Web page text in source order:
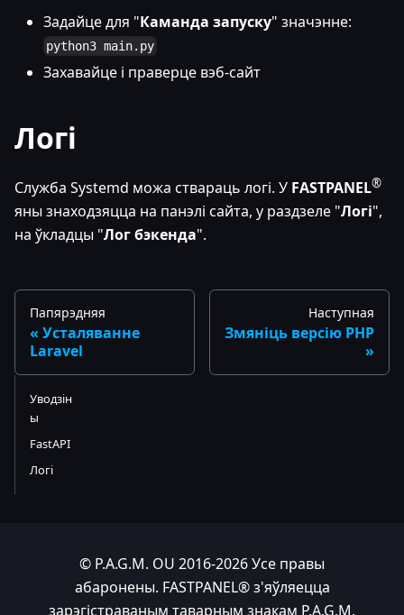
Задайце для "Каманда запуску" значэнне:
python3 main.py
Захавайце і праверце вэб-сайт
Логі
Служба Systemd можа ствараць логі. У FASTPANEL®
яны знаходзяцца на панэлі сайта, у раздзеле "Логі",
на ўкладцы "Лог бэкенда".
Папярэдняя
Усталяванне
Laravel
Наступная
Змяніць версію PHP
Уводзін
ы
FastAPI
Логі
© P.A.G.M. OU 2016-2026 Усе правы
абаронены. FASTPANEL® з'яўляецца
зарэгістраваным таварным знакам P.A.G.M.